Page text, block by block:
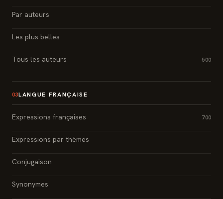
Par auteurs
Les plus belles
Tous les auteurs 500
03LANGUE FRANÇAISE
Expressions françaises 700
Expressions par thèmes
Conjugaison
Synonymes